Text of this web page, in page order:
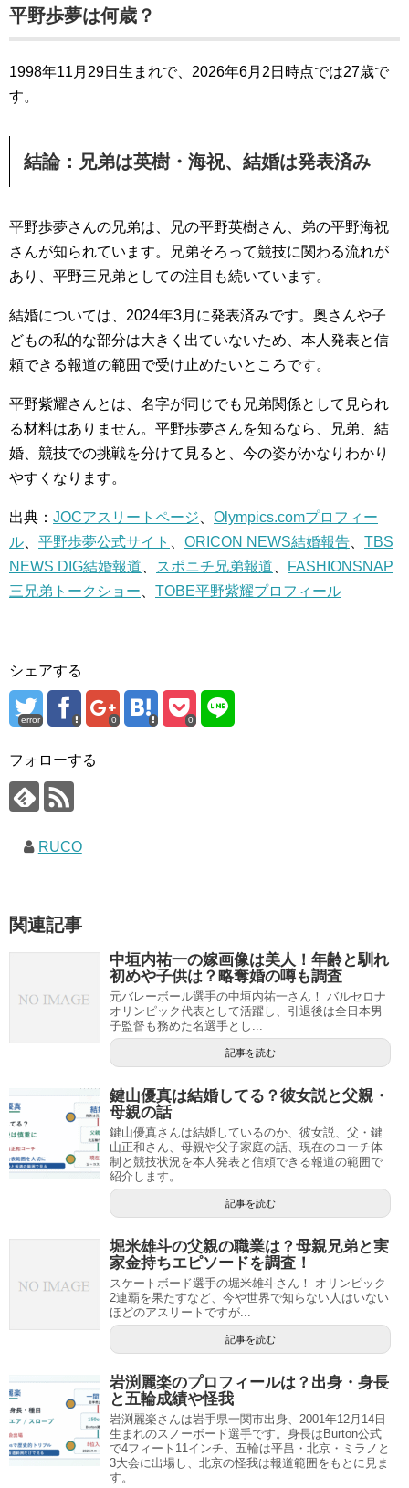
平野歩夢は何歳？
1998年11月29日生まれで、2026年6月2日時点では27歳で
す。
結論：兄弟は英樹・海祝、結婚は発表済み
平野歩夢さんの兄弟は、兄の平野英樹さん、弟の平野海祝
さんが知られています。兄弟そろって競技に関わる流れが
あり、平野三兄弟としての注目も続いています。
結婚については、2024年3月に発表済みです。奥さんや子
どもの私的な部分は大きく出ていないため、本人発表と信
頼できる報道の範囲で受け止めたいところです。
平野紫耀さんとは、名字が同じでも兄弟関係として見られ
る材料はありません。平野歩夢さんを知るなら、兄弟、結
婚、競技での挑戦を分けて見ると、今の姿がかなりわかり
やすくなります。
出典： JOCアスリートページ、 Olympics.comプロフィー
ル、 平野歩夢公式サイト 、 ORICON NEWS結婚報告、 TBS
NEWS DIG結婚報道、 スポニチ兄弟報道、
FASHIONSNAP
三兄弟トークショー、 TOBE平野紫耀プロフィール
シェアする
error 0 0
フォローする
RUCO
関連記事
中垣内祐一の嫁画像は美人！年齢と馴れ
初めや子供は？略奪婚の噂も調査
元バレーボール選手の中垣内祐一さん！ バルセロナ
オリンピック代表として活躍し、引退後は全日本男
子監督も務めた名選手とし...
記事を読む
鍵山優真は結婚してる？彼女説と父親・
母親の話
鍵山優真さんは結婚しているのか、彼女説、父・鍵
山正和さん、母親や父子家庭の話、現在のコーチ体
制と競技状況を本人発表と信頼できる報道の範囲で
紹介します。
記事を読む
堀米雄斗の父親の職業は？母親兄弟と実
家金持ちエピソードを調査！
スケートボード選手の堀米雄斗さん！ オリンピック
2連覇を果たすなど、今や世界で知らない人はいない
ほどのアスリートですが...
記事を読む
岩渕麗楽のプロフィールは？出身・身長
と五輪成績や怪我
岩渕麗楽さんは岩手県一関市出身、2001年12月14日
生まれのスノーボード選手です。身長はBurton公式
で4フィート11インチ、五輪は平昌・北京・ミラノと
3大会に出場し、北京の怪我は報道範囲をもとに見ま
す。